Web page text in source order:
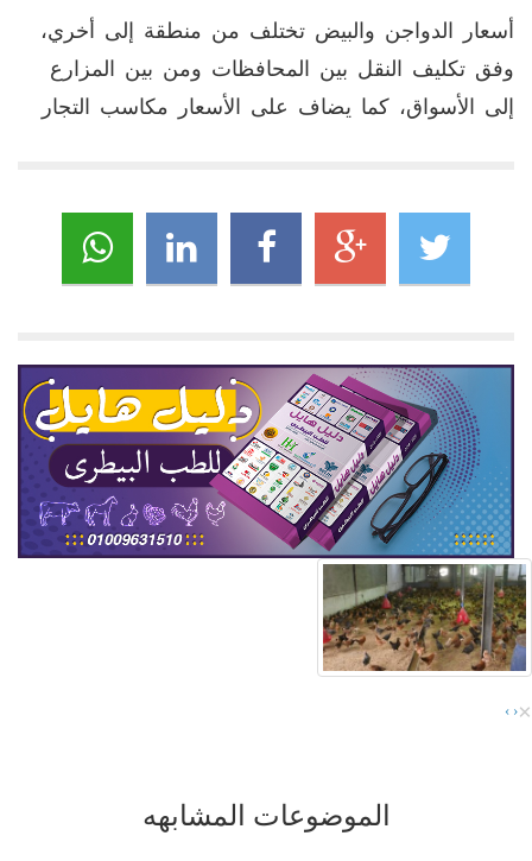
أسعار الدواجن والبيض تختلف من منطقة إلى أخري،
وفق تكليف النقل بين المحافظات ومن بين المزارع
إلى الأسواق، كما يضاف على الأسعار مكاسب التجار
‹
› ×
الموضوعات المشابهه